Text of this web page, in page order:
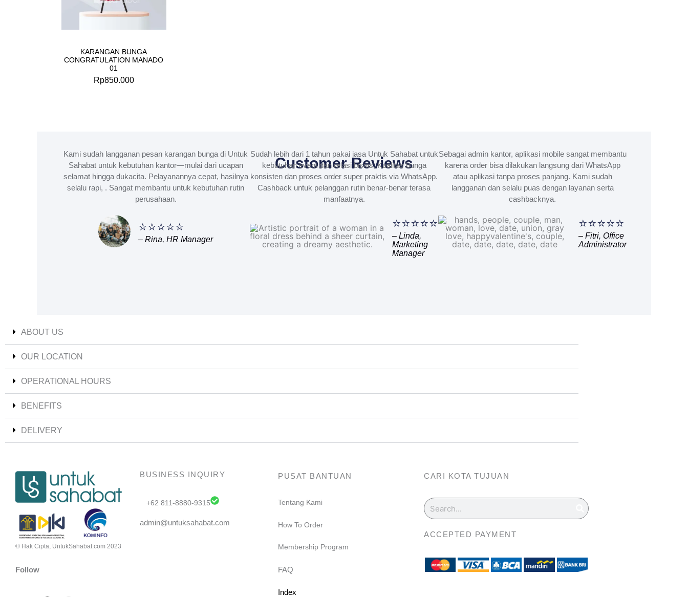
KARANGAN BUNGA
CONGRATULATION MANADO
01
Rp850.000
Customer Reviews
Kami sudah langganan pesan karangan bunga di Untuk
Sahabat untuk kebutuhan kantor—mulai dari ucapan
selamat hingga dukacita. Pelayanannya cepat, hasilnya
selalu rapi, . Sangat membantu untuk kebutuhan rutin
perusahaan.
⭐⭐⭐⭐⭐
– Rina, HR Manager
Sudah lebih dari 1 tahun pakai jasa Untuk Sahabat untuk
kebutuhan event dan relasi bisnis. Kualitas bunga
konsisten dan proses order super praktis via WhatsApp.
Cashback untuk pelanggan rutin benar-benar terasa
manfaatnya.
⭐⭐⭐⭐⭐
– Linda,
Marketing
Manager
Sebagai admin kantor, aplikasi mobile sangat membantu
karena order bisa dilakukan langsung dari WhatsApp
atau aplikasi tanpa proses panjang. Kami sudah
langganan dan selalu puas dengan layanan serta
cashbacknya.
⭐⭐⭐⭐⭐
– Fitri, Office
Administrator
ABOUT US
OUR LOCATION
OPERATIONAL HOURS
BENEFITS
DELIVERY
© Hak Cipta, UntukSahabat.com 2023
Follow
BUSINESS INQUIRY
+62 811-8880-9315
admin@untuksahabat.com
PUSAT BANTUAN
Tentang Kami
How To Order
Membership Program
FAQ
Index
CARI KOTA TUJUAN
Search
ACCEPTED PAYMENT